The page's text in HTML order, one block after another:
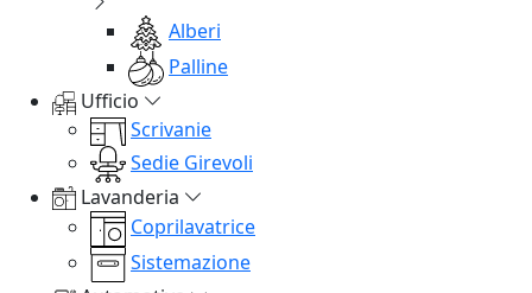
Alberi
Palline
Ufficio
Scrivanie
Sedie Girevoli
Lavanderia
Coprilavatrice
Sistemazione